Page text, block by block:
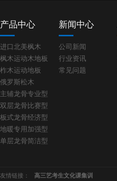
产品中心
进口北美枫木
枫木运动木地板
柞木运动地板
俄罗斯松木
主辅龙骨专业型
双层龙骨比赛型
板式龙骨经济型
地暖专用加强型
单层龙骨简洁型
新闻中心
公司新闻
行业资讯
常见问题
友情链接： 高三艺考生文化课集训